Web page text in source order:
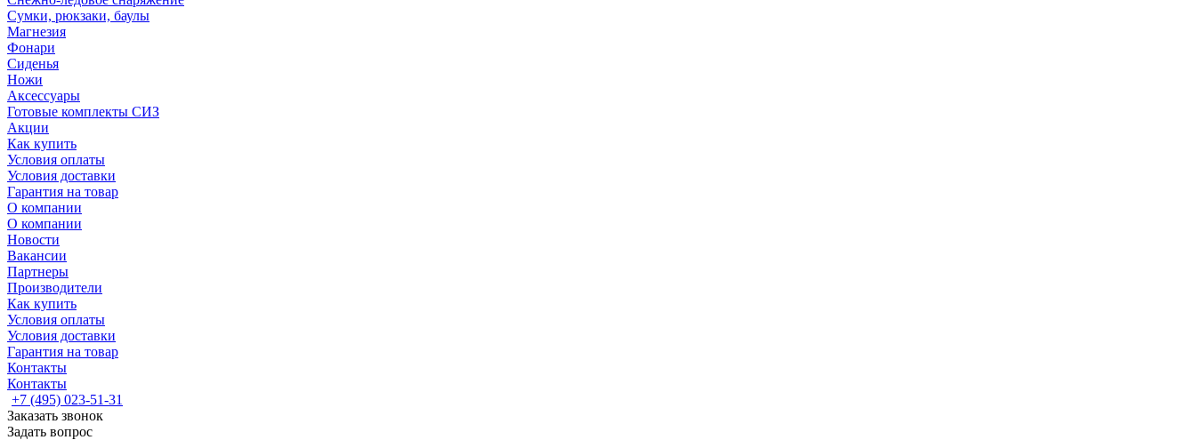
Сумки, рюкзаки, баулы
Магнезия
Фонари
Сиденья
Ножи
Аксессуары
Готовые комплекты СИЗ
Акции
Как купить
Условия оплаты
Условия доставки
Гарантия на товар
О компании
О компании
Новости
Вакансии
Партнеры
Производители
Как купить
Условия оплаты
Условия доставки
Гарантия на товар
Контакты
Контакты
+7 (495) 023-51-31
Заказать звонок
Задать вопрос